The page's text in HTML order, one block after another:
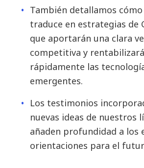
También detallamos
traduce en estrategias de
que aportarán una clara
competitiva y
rápidamente las
emergentes.
Los testimonios
nuevas ideas de nuestros
añaden profundidad a los
orientaciones para el